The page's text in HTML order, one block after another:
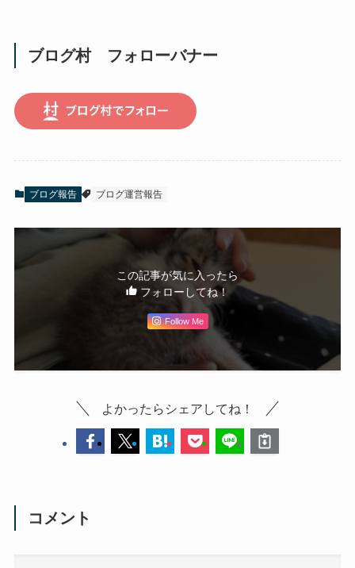
ブログ村 フォローバナー
ブログ報告 ブログ運営報告
この記事が気に入ったら
フォローしてね！
Follow Me
よかったらシェアしてね！
コメント